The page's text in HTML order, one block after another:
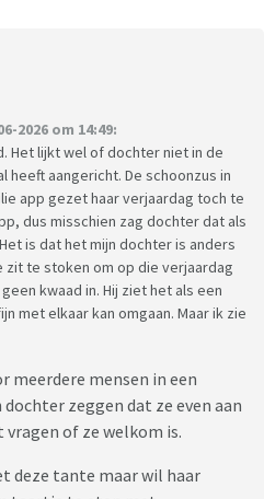
2026 om 14:49:
Het lijkt wel of dochter niet in de
heeft aangericht. De schoonzus in
app gezet haar verjaardag toch te
dus misschien zag dochter dat als
is dat het mijn dochter is anders
zit te stoken om op die verjaardag
kwaad in. Hij ziet het als een
met elkaar kan omgaan. Maar ik zie
meerdere mensen in een
zeggen dat ze even aan
of ze welkom is.
deze tante maar wil haar